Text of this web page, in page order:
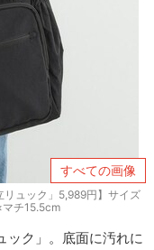
すべての画像
リュック」5,989円】サイズ
チ15.5cm
ック」。底面に汚れに